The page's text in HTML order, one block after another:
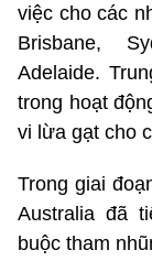
việc cho các
Brisbane,
Adelaide.
trong hoạt
vi lừa gạt cho
Trong giai
Australia đã
buộc tham